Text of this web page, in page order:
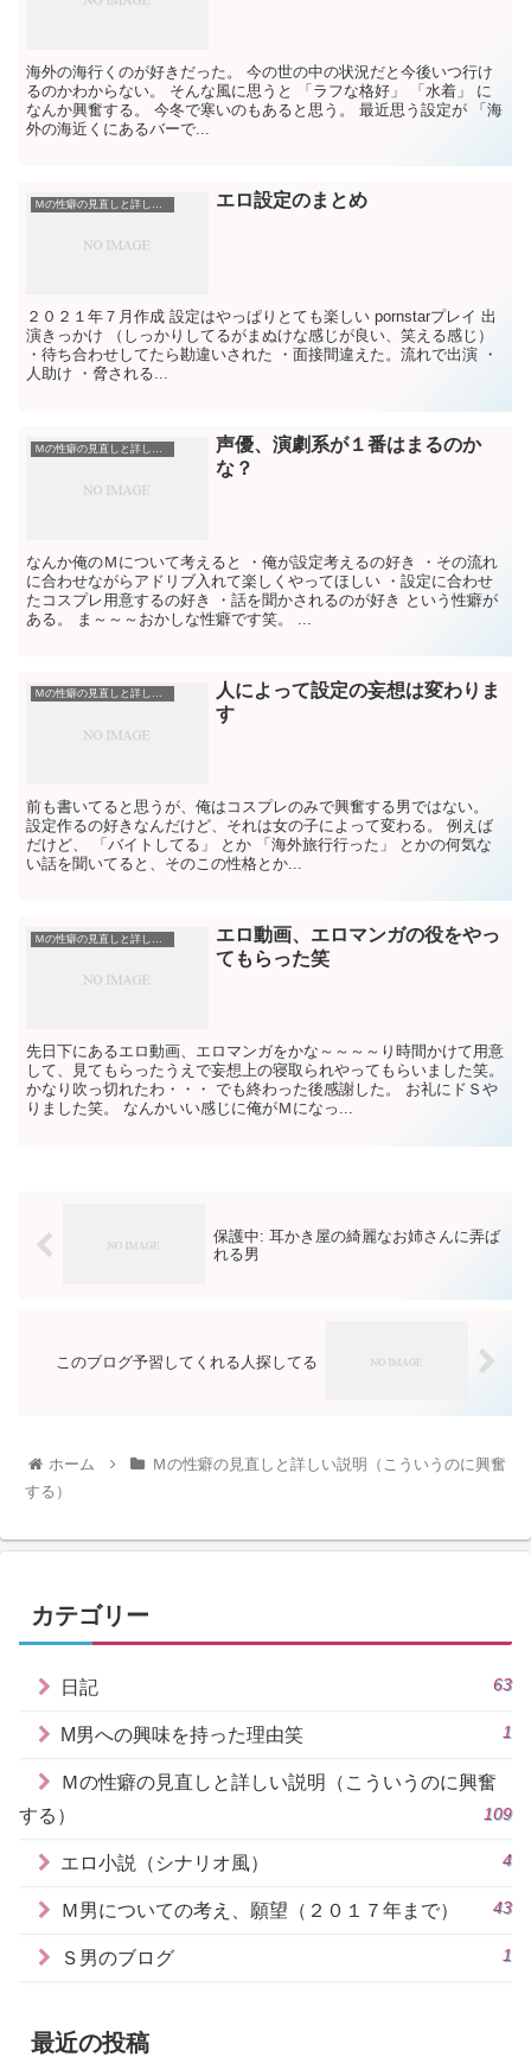
海外の海行くのが好きだった。 今の世の中の状況だと今後いつ行け
るのかわからない。 そんな風に思うと 「ラフな格好」 「水着」 に
なんか興奮する。 今冬で寒いのもあると思う。 最近思う設定が 「海
外の海近くにあるバーで...
エロ設定のまとめ
２０２１年７月作成 設定はやっぱりとても楽しい pornstarプレイ 出
演きっかけ （しっかりしてるがまぬけな感じが良い、笑える感じ）
・待ち合わせしてたら勘違いされた ・面接間違えた。流れで出演 ・
人助け ・脅される...
Ｍの性癖の見直しと詳しい説明（こういうのに興奮する）
声優、演劇系が１番はまるのか
な？
なんか俺のＭについて考えると ・俺が設定考えるの好き ・その流れ
に合わせながらアドリブ入れて楽しくやってほしい ・設定に合わせ
たコスプレ用意するの好き ・話を聞かされるのが好き という性癖が
ある。 ま～～～おかしな性癖です笑。 ...
Ｍの性癖の見直しと詳しい説明（こういうのに興奮する）
人によって設定の妄想は変わりま
す
前も書いてると思うが、俺はコスプレのみで興奮する男ではない。
設定作るの好きなんだけど、それは女の子によって変わる。 例えば
だけど、 「バイトしてる」 とか 「海外旅行行った」 とかの何気な
い話を聞いてると、そのこの性格とか...
エロ動画、エロマンガの役をやっ
てもらった笑
先日下にあるエロ動画、エロマンガをかな～～～～り時間かけて用意
して、見てもらったうえで妄想上の寝取られやってもらいました笑。
かなり吹っ切れたわ・・・ でも終わった後感謝した。 お礼にドＳや
りました笑。 なんかいい感じに俺がＭになっ...
保護中: 耳かき屋の綺麗なお姉さんに弄ば
れる男
このブログ予習してくれる人探してる
ホーム
Ｍの性癖の見直しと詳しい説明（こういうのに興奮
する）
カテゴリー
日記 63
M男への興味を持った理由笑 1
Ｍの性癖の見直しと詳しい説明（こういうのに興奮
する）
109
エロ小説（シナリオ風） 4
Ｍ男についての考え、願望（２０１７年まで） 43
Ｓ男のブログ 1
最近の投稿